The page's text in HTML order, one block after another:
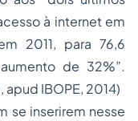
à internet em
2011, para 76,6
de 32%”.
apud IBOPE, 2014)
se inserirem nesse